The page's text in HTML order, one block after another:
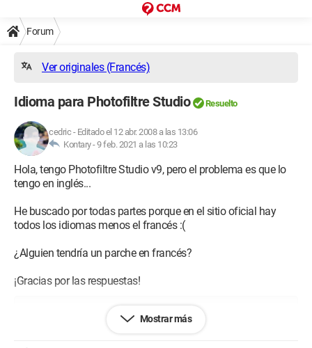
Forum
Ver originales (Francés)
Idioma para Photofiltre Studio Resuelto
cedric - Editado el 12 abr. 2008 a las 13:06
Kontary -9 feb. 2021 a las 10:23
Hola, tengo Photofiltre Studio v9, pero el problema es que lo
tengo en inglés...
He buscado por todas partes porque en el sitio oficial hay
todos los idiomas menos el francés :(
¿Alguien tendría un parche en francés?
¡Gracias por las respuestas!
Mostrar más